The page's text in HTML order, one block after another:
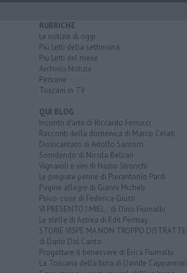
RUBRICHE
Le notizie di oggi
Più Letti della settimana
Più Letti del mese
Archivio Notizie
Persone
Toscani in TV
QUI BLOG
Incontri d'arte di Riccardo Ferrucci
Racconti della domenica di Marco Celati
Disincantato di Adolfo Santoro
Sorridendo di Nicola Belcari
Vignaioli e vini di Nadio Stronchi
Le pregiate penne di Pierantonio Pardi
Pagine allegre di Gianni Micheli
Psico-cose di Federica Giusti
VI PRESENTO I MIEI... di Dino Fiumalbi
Le stelle di Astrea di Edit Permay
STORIE VISPE MA NON TROPPO DISTRATTE
di Dario Dal Canto
Progettare il benessere di Erica Fiumalbi
La Toscana della birra di Davide Cappannari